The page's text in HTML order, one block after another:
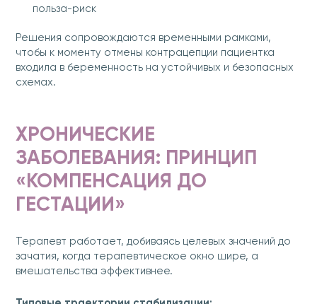
польза-риск
Решения сопровождаются временными рамками,
чтобы к моменту отмены контрацепции пациентка
входила в беременность на устойчивых и безопасных
схемах.
ХРОНИЧЕСКИЕ
ЗАБОЛЕВАНИЯ: ПРИНЦИП
«КОМПЕНСАЦИЯ ДО
ГЕСТАЦИИ»
Терапевт работает, добиваясь целевых значений до
зачатия, когда терапевтическое окно шире, а
вмешательства эффективнее.